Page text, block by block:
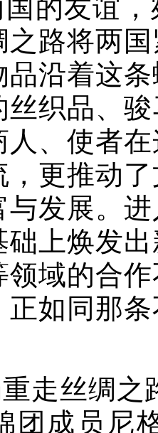
友谊，
之路将两
品沿着这
丝织品、
人、使者
，更推动
与发展。
础上焕发
领域的合
正如同那
丝绸之路
团成员尼